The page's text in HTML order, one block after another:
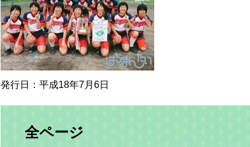
発行日：平成18年7月6日
全ページ